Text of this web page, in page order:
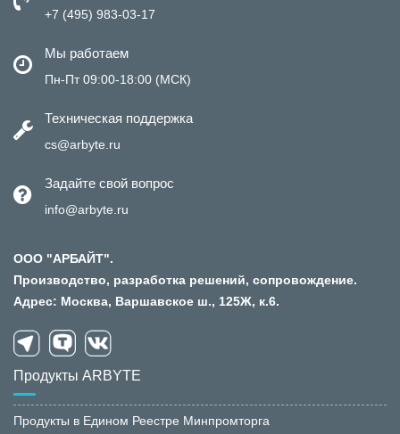
+7 (495) 983-03-17
Мы работаем
Пн-Пт 09:00-18:00 (МСК)
Техническая поддержка
cs@arbyte.ru
Задайте свой вопрос
info@arbyte.ru
ООО "АРБАЙТ".
Производство, разработка решений, сопровождение.
Адрес: Москва, Варшавское ш., 125Ж, к.6.
Продукты ARBYTE
Продукты в Едином Реестре Минпромторга